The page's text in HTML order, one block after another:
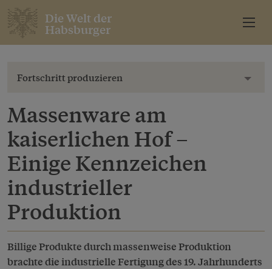
Die Welt der
Habsburger
Fortschritt produzieren
Massenware am
kaiserlichen Hof –
Einige Kennzeichen
industrieller
Produktion
Billige Produkte durch massenweise Produktion
brachte die industrielle Fertigung des 19. Jahrhunderts